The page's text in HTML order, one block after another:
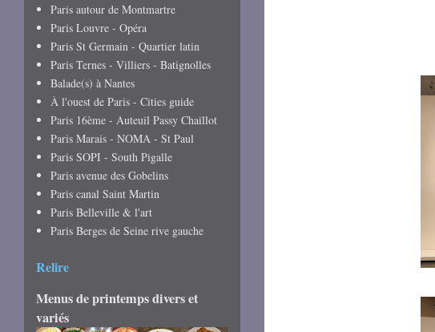
Paris autour de Montmartre
Paris Louvre - Opéra
Paris St Germain - Quartier latin
Paris Ternes - Villiers - Batignolles
Balade(s) à Nantes
À l'ouest de Paris - Cities guide
Paris 16ème - Auteuil Passy Chaillot
Paris Marais - NOMA - St Paul
Paris SOPI - South Pigalle
Paris avenue des Gobelins
Paris canal Saint Martin
Paris Belleville & l'art
Paris Berges de Seine rive gauche
Relire
Menus de printemps divers et
variés